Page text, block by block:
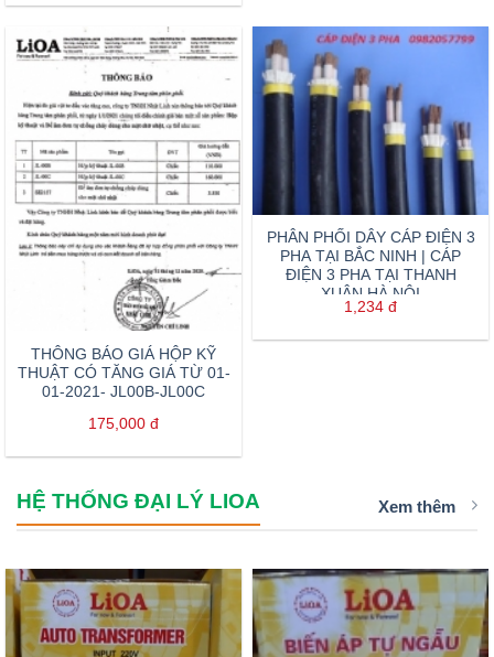
THÔNG BÁO GIÁ HỘP KỸ
THUẬT CÓ TĂNG GIÁ TỪ 01-
01-2021- JL00B-JL00C
175,000 đ
PHÂN PHỐI DÂY CÁP ĐIỆN 3
PHA TẠI BẮC NINH | CÁP
ĐIỆN 3 PHA TẠI THANH
XUÂN HÀ NỘI
1,234 đ
HỆ THỐNG ĐẠI LÝ LIOA Xem thêm